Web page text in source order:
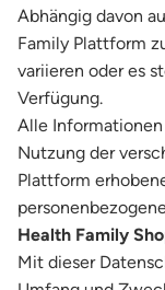
Abhängig davon
Family Plattform
variieren oder es
Verfügung.
Alle
Nutzung der
Plattform
Health Family
Mit dieser